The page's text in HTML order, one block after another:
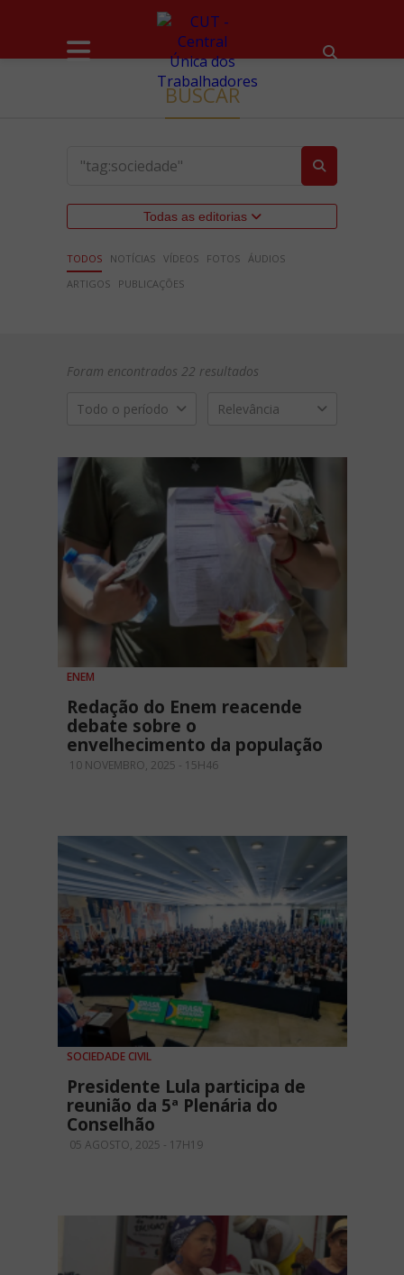
BUSCAR
Todas as editorias
TODOS NOTÍCIAS VÍDEOS FOTOS ÁUDIOS
ARTIGOS
PUBLICAÇÕES
Foram encontrados 22 resultados
Todo o período Relevância
ENEM
Redação do Enem reacende
debate sobre o
envelhecimento da população
10 NOVEMBRO, 2025 - 15H46
SOCIEDADE CIVIL
Presidente Lula participa de
reunião da 5ª Plenária do
Conselhão
05 AGOSTO, 2025 - 17H19